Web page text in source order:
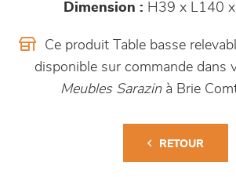
Dimension : H39 x L140
Ce produit Table basse
disponible sur commande dans
Meubles Sarazinà Brie
RETOUR